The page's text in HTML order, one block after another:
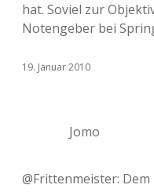
hat. Soviel zur
Notengeber bei
19. Januar 2010
Jomo
@Frittenmeister: